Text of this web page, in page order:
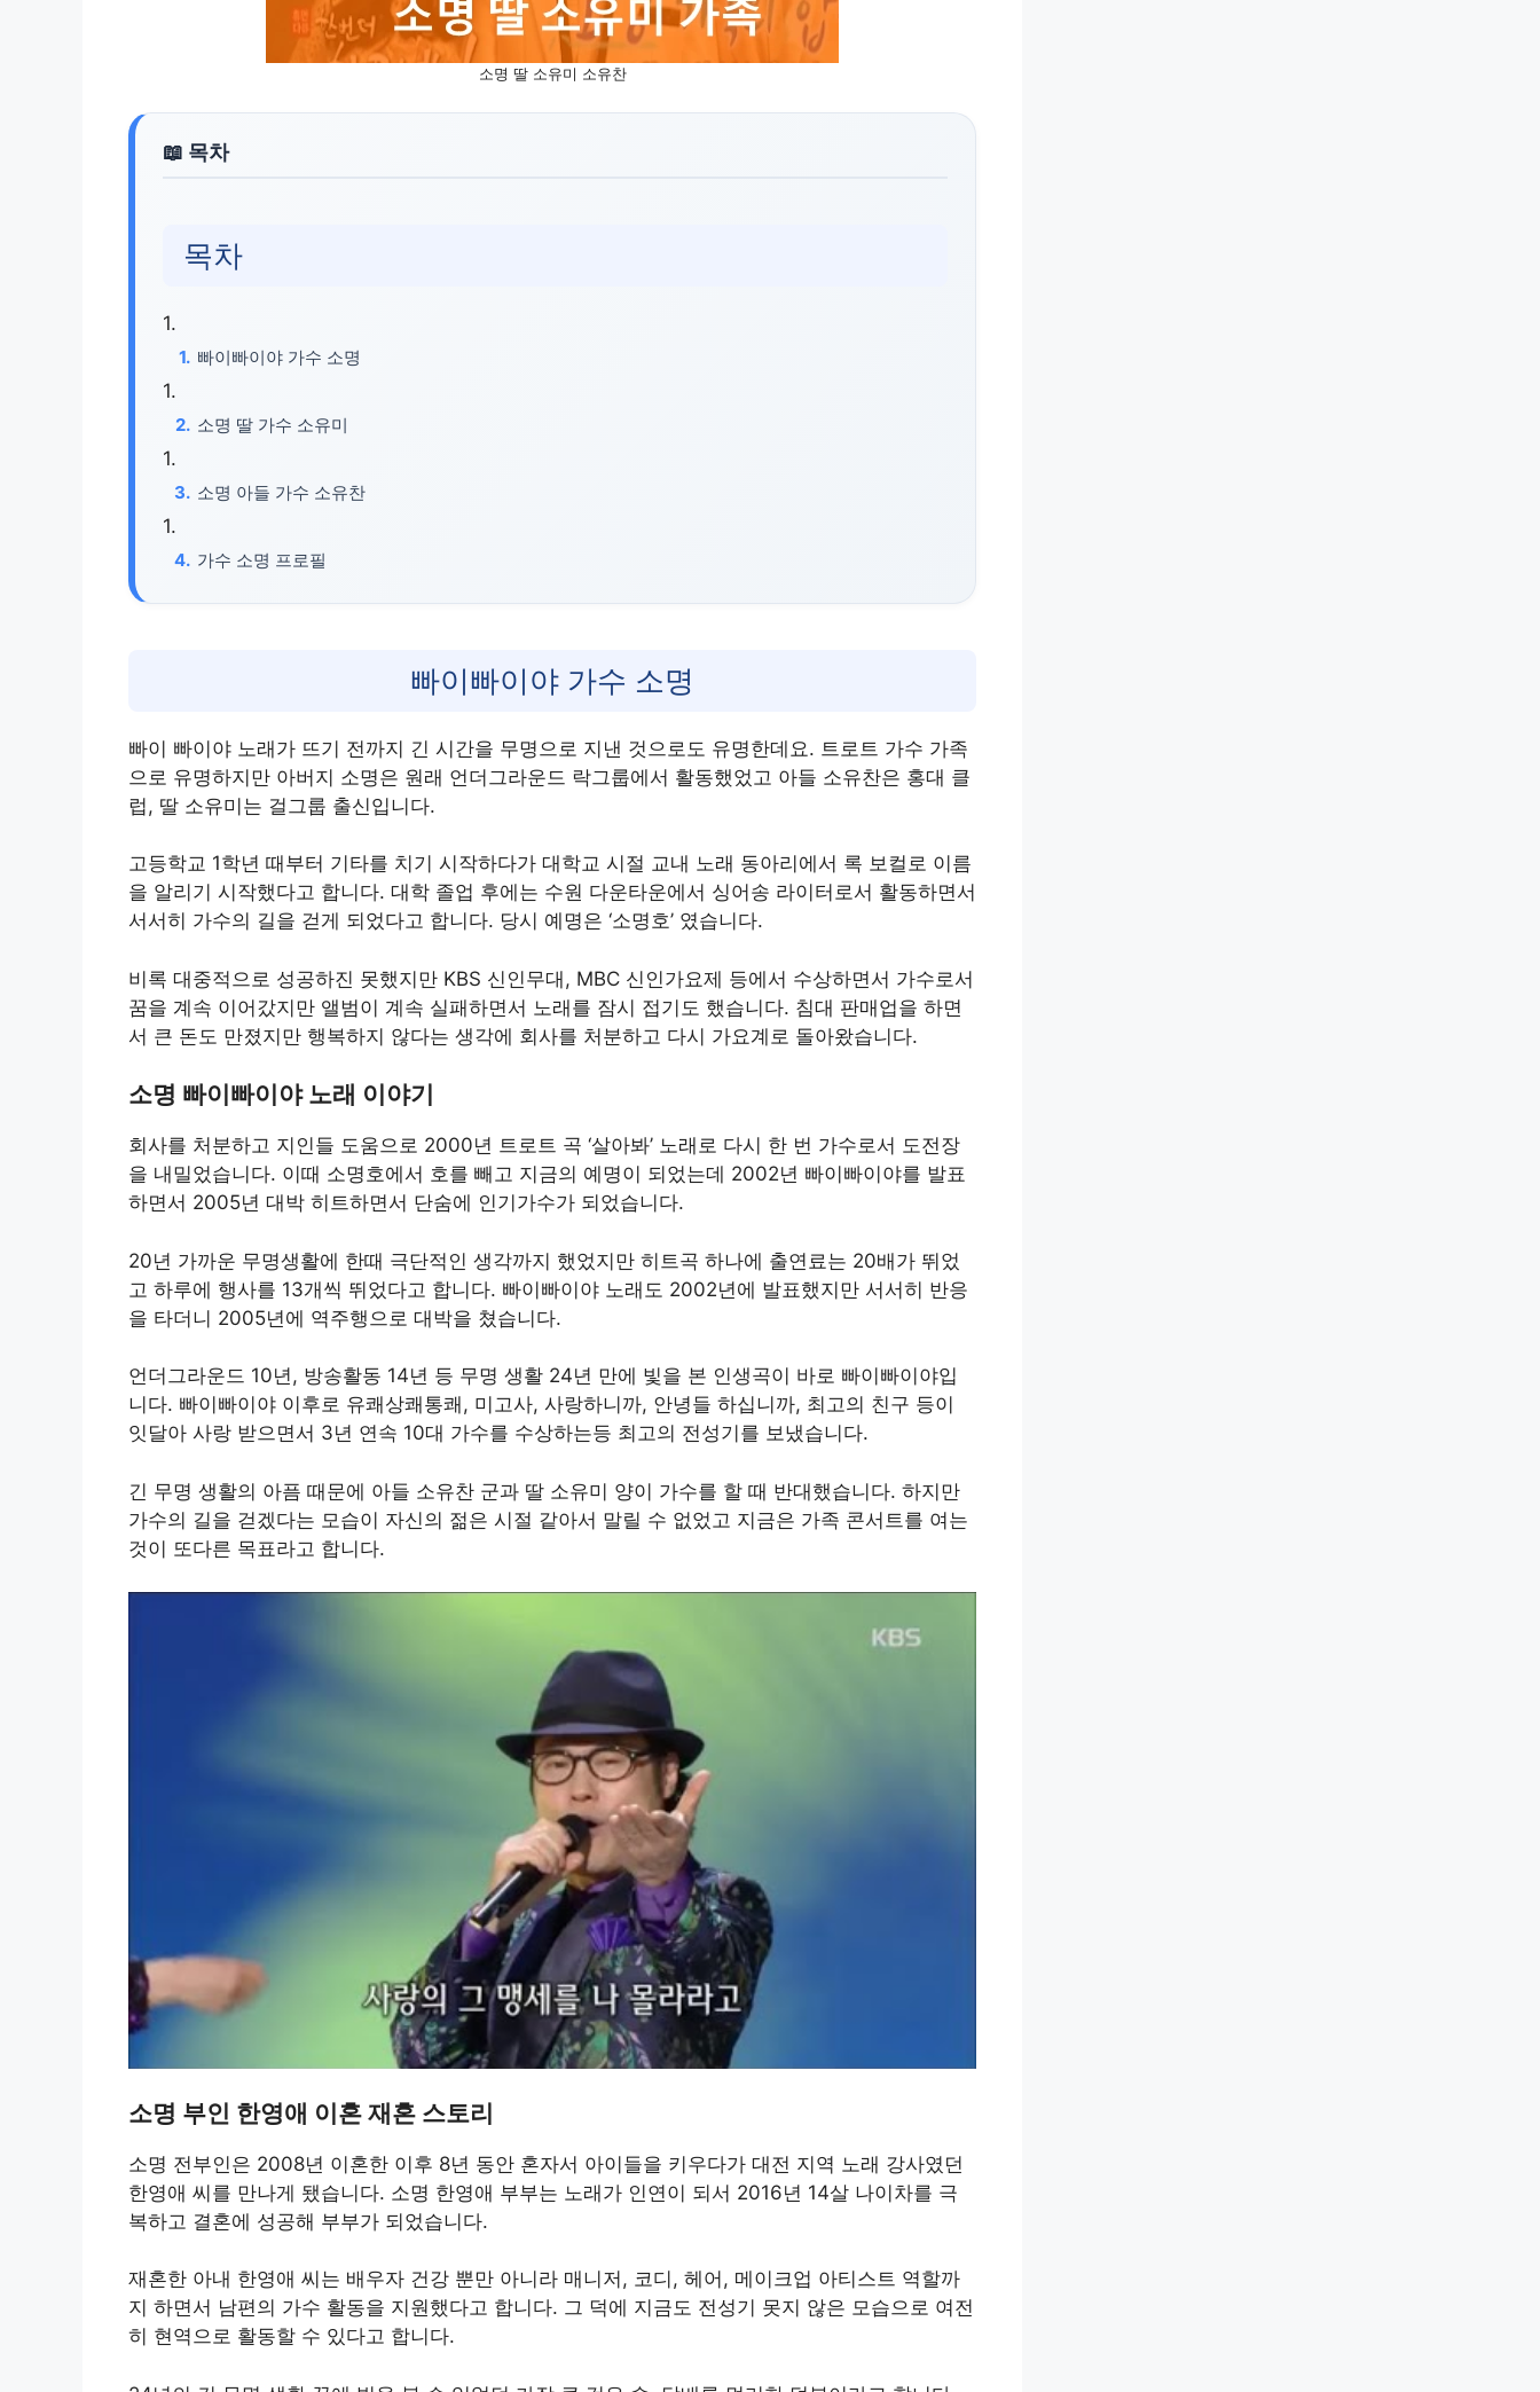
소명 딸 소유미 소유찬
목차
빠이빠이야 가수 소명
소명 딸 가수 소유미
소명 아들 가수 소유찬
가수 소명 프로필
빠이빠이야 가수 소명
빠이 빠이야 노래가 뜨기 전까지 긴 시간을 무명으로 지낸 것으로도 유명한데요. 트로트 가수 가족
으로 유명하지만 아버지 소명은 원래 언더그라운드 락그룹에서 활동했었고 아들 소유찬은 홍대 클
럽, 딸 소유미는 걸그룹 출신입니다.
고등학교 1학년 때부터 기타를 치기 시작하다가 대학교 시절 교내 노래 동아리에서 록 보컬로 이름
을 알리기 시작했다고 합니다. 대학 졸업 후에는 수원 다운타운에서 싱어송 라이터로서 활동하면서
서서히 가수의 길을 걷게 되었다고 합니다. 당시 예명은 ‘소명호’ 였습니다.
비록 대중적으로 성공하진 못했지만 KBS 신인무대, MBC 신인가요제 등에서 수상하면서 가수로서
꿈을 계속 이어갔지만 앨범이 계속 실패하면서 노래를 잠시 접기도 했습니다. 침대 판매업을 하면
서 큰 돈도 만졌지만 행복하지 않다는 생각에 회사를 처분하고 다시 가요계로 돌아왔습니다.
소명 빠이빠이야 노래 이야기
회사를 처분하고 지인들 도움으로 2000년 트로트 곡 ‘살아봐’ 노래로 다시 한 번 가수로서 도전장
을 내밀었습니다. 이때 소명호에서 호를 빼고 지금의 예명이 되었는데 2002년 빠이빠이야를 발표
하면서 2005년 대박 히트하면서 단숨에 인기가수가 되었습니다.
20년 가까운 무명생활에 한때 극단적인 생각까지 했었지만 히트곡 하나에 출연료는 20배가 뛰었
고 하루에 행사를 13개씩 뛰었다고 합니다. 빠이빠이야 노래도 2002년에 발표했지만 서서히 반응
을 타더니 2005년에 역주행으로 대박을 쳤습니다.
언더그라운드 10년, 방송활동 14년 등 무명 생활 24년 만에 빛을 본 인생곡이 바로 빠이빠이야입
니다. 빠이빠이야 이후로 유쾌상쾌통쾌, 미고사, 사랑하니까, 안녕들 하십니까, 최고의 친구 등이
잇달아 사랑 받으면서 3년 연속 10대 가수를 수상하는등 최고의 전성기를 보냈습니다.
긴 무명 생활의 아픔 때문에 아들 소유찬 군과 딸 소유미 양이 가수를 할 때 반대했습니다. 하지만
가수의 길을 걷겠다는 모습이 자신의 젊은 시절 같아서 말릴 수 없었고 지금은 가족 콘서트를 여는
것이 또다른 목표라고 합니다.
소명 부인 한영애 이혼 재혼 스토리
소명 전부인은 2008년 이혼한 이후 8년 동안 혼자서 아이들을 키우다가 대전 지역 노래 강사였던
한영애 씨를 만나게 됐습니다. 소명 한영애 부부는 노래가 인연이 되서 2016년 14살 나이차를 극
복하고 결혼에 성공해 부부가 되었습니다.
재혼한 아내 한영애 씨는 배우자 건강 뿐만 아니라 매니저, 코디, 헤어, 메이크업 아티스트 역할까
지 하면서 남편의 가수 활동을 지원했다고 합니다. 그 덕에 지금도 전성기 못지 않은 모습으로 여전
히 현역으로 활동할 수 있다고 합니다.